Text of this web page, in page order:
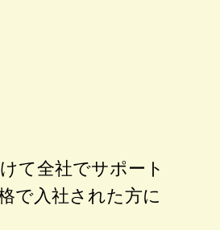
て全社でサポート
で入社された方に